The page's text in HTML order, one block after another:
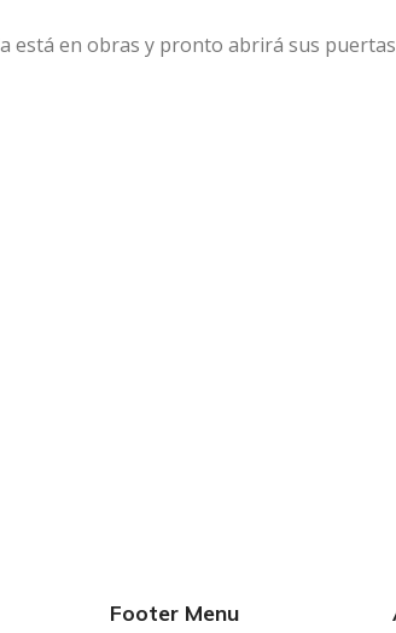
está en obras y pronto abrirá sus
Footer Menu